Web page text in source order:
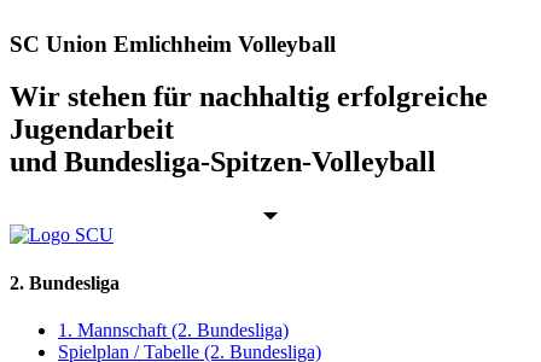
SC Union Emlichheim Volleyball
Wir stehen für nachhaltig erfolgreiche
Jugendarbeit
und Bundesliga-Spitzen-Volleyball
2. Bundesliga
1. Mannschaft (2. Bundesliga)
Spielplan / Tabelle (2. Bundesliga)